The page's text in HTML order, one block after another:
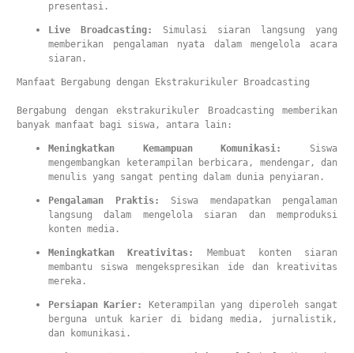
presentasi.
Live Broadcasting:
Simulasi siaran langsung yang
memberikan pengalaman nyata dalam mengelola acara
siaran.
Manfaat Bergabung dengan Ekstrakurikuler Broadcasting
Bergabung dengan ekstrakurikuler Broadcasting memberikan
banyak manfaat bagi siswa, antara lain:
Meningkatkan Kemampuan Komunikasi:
Siswa
mengembangkan keterampilan berbicara, mendengar, dan
menulis yang sangat penting dalam dunia penyiaran.
Pengalaman Praktis:
Siswa mendapatkan pengalaman
langsung dalam mengelola siaran dan memproduksi
konten media.
Meningkatkan Kreativitas:
Membuat konten siaran
membantu siswa mengekspresikan ide dan kreativitas
mereka.
Persiapan Karier:
Keterampilan yang diperoleh sangat
berguna untuk karier di bidang media, jurnalistik,
dan komunikasi.